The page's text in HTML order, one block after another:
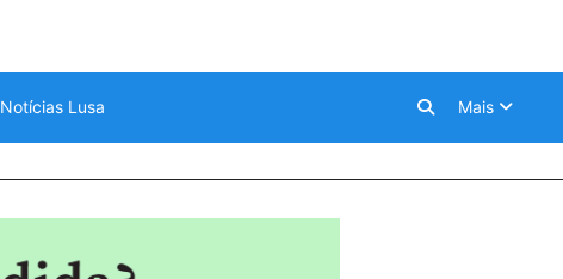
Notícias Lusa Mais